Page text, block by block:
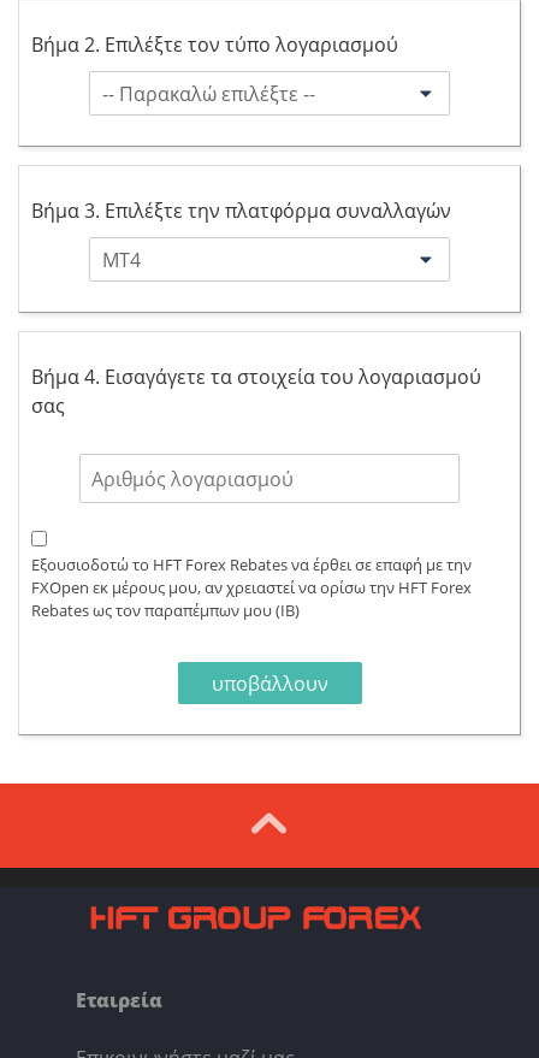
Βήμα 2. Επιλέξτε τον τύπο λογαριασμού
Βήμα 3. Επιλέξτε την πλατφόρμα συναλλαγών
Βήμα 4. Εισαγάγετε τα στοιχεία του λογαριασμού
σας
Εξουσιοδοτώ το HFT Forex Rebates να έρθει σε επαφή με την
FXOpen εκ μέρους μου, αν χρειαστεί να ορίσω την HFT Forex
Rebates ως τον παραπέμπων μου (IB)
Εταιρεία